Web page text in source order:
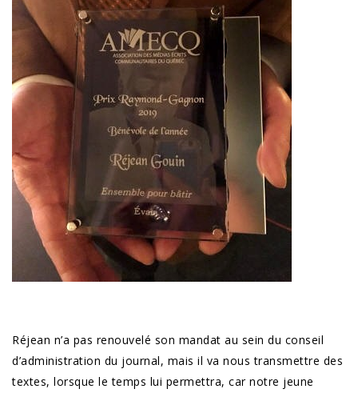
Réjean n’a pas renouvelé son mandat au sein du conseil
d’administration du journal, mais il va nous transmettre des
textes, lorsque le temps lui permettra, car notre jeune